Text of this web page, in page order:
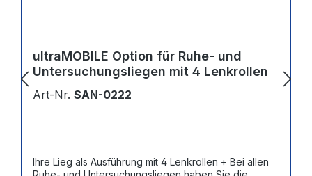
ultraMOBILE Option für Ruhe- und
Untersuchungsliegen mit 4 Lenkrollen
Art-Nr. SAN-0222
Ihre Lieg als Ausführung mit 4 Lenkrollen + Bei allen